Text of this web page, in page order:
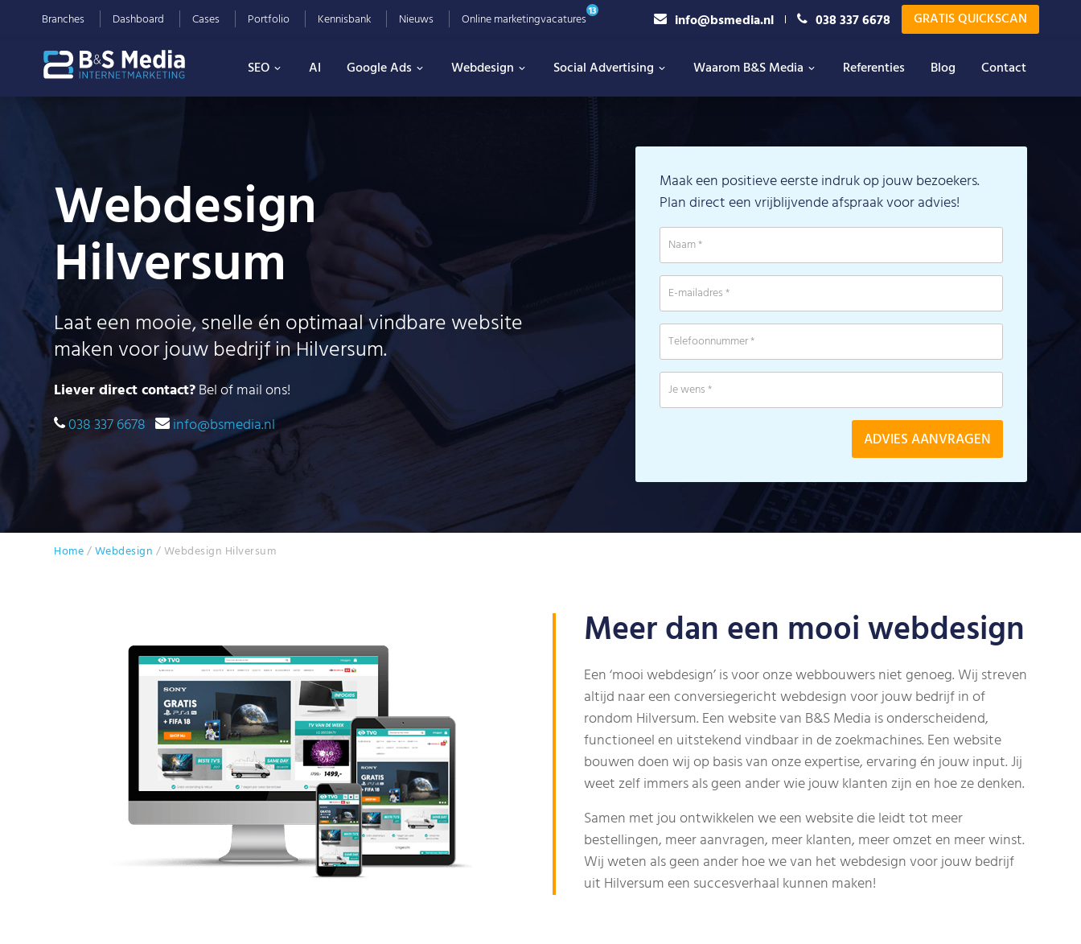
Branches Dashboard Cases Portfolio Kennisbank Nieuws Online marketingvacatures13 info@bsmedia.nl 038 337 6678 GRATIS QUICKSCAN
SEO AI Google Ads Webdesign Social Advertising Waarom B&S Media Referenties Blog Contact
Webdesign
Hilversum
Laat een mooie, snelle én optimaal vindbare website
maken voor jouw bedrijf in Hilversum.
Liever direct contact?Bel of mail ons!
038 337 6678
info@bsmedia.nl
Maak een positieve eerste indruk op jouw bezoekers.
Plan direct een vrijblijvende afspraak voor advies!
Home/Webdesign /Webdesign Hilversum
Meer dan een mooi webdesign
Een ‘mooi webdesign’ is voor onze webbouwers niet genoeg. Wij streven
altijd naar een conversiegericht webdesign voor jouw bedrijf in of
rondom Hilversum. Een website van B&S Media is onderscheidend,
functioneel en uitstekend vindbaar in de zoekmachines. Een website
bouwen doen wij op basis van onze expertise, ervaring én jouw input. Jij
weet zelf immers als geen ander wie jouw klanten zijn en hoe ze denken.
Samen met jou ontwikkelen we een website die leidt tot meer
bestellingen, meer aanvragen, meer klanten, meer omzet en meer winst.
Wij weten als geen ander hoe we van het webdesign voor jouw bedrijf
uit Hilversum een succesverhaal kunnen maken!